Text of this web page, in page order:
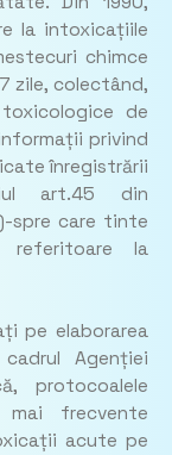
la intoxicațiile
chimce
zile, colectând,
de
privind
înregistrării
art.45 din
spre care tinte
referitoare la
pe elaborarea
Agenției
protocoalele
frecvente
acute pe